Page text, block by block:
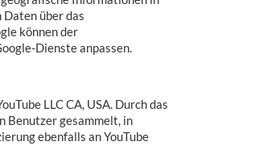
über das
können der
Dienste anpassen.
LLC CA, USA. Durch das
Benutzer gesammelt, in
ebenfalls an YouTube